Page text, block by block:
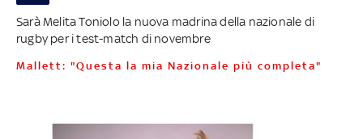
Sarà Melita Toniolo la nuova madrina della nazionale di
rugby per i test-match di novembre
Mallett: "Questa la mia Nazionale più completa"